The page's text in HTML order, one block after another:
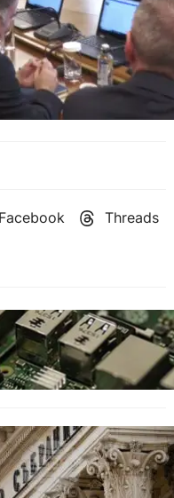
Facebook Threads
на новия таван
Кардам: България
произхода му.